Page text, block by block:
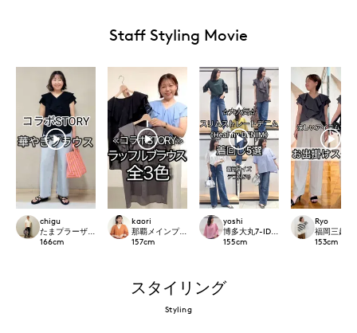
Staff Styling Movie
chigu
たまプラーザ東急I.T.'S.international
166cm
kaori
那覇メインプレイスI.T.'S.international
157cm
yoshi
博多大丸7-IDconcept.
155cm
Ryo
福岡三越
153cm
スタイリング
Styling